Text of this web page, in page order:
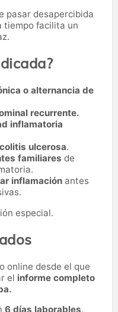
pasar desapercibida
tiempo facilita un
o alternancia de
recurrente.
inflamatoria
ulcerosa.
familiares de
inflamación antes
especial.
online desde el que
el informe completo
6 días laborables.